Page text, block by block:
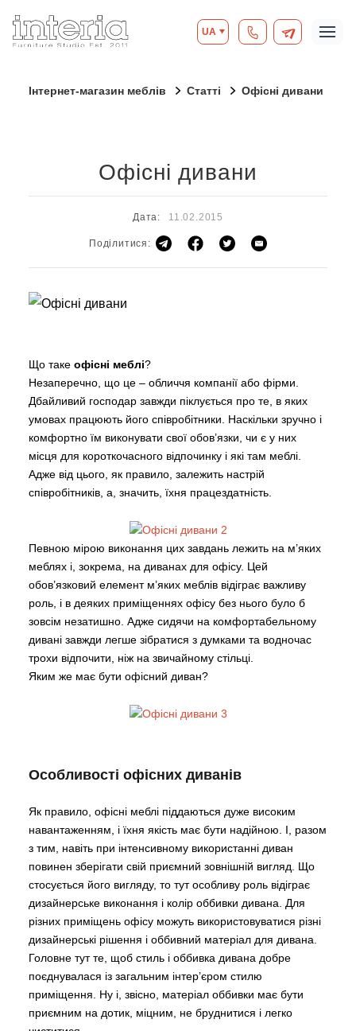
UA
Інтернет-магазин меблів Статті Офісні дивани
Офісні дивани
Поділитися:
Дата: 11.02.2015
Що таке офісні меблі?
Незаперечно, що це – обличчя компанії або фірми.
Дбайливий господар завжди піклується про те, в яких
умовах працюють його співробітники. Наскільки зручно і
комфортно їм виконувати свої обов’язки, чи є у них
місця для короткочасного відпочинку і які там меблі.
Адже від цього, як правило, залежить настрій
співробітників, а, значить, їхня працездатність.
Певною мірою виконання цих завдань лежить на м’яких
меблях і, зокрема, на диванах для офісу. Цей
обов’язковий елемент м’яких меблів відіграє важливу
роль, і в деяких приміщеннях офісу без нього було б
зовсім незатишно. Адже сидячи на комфортабельному
дивані завжди легше зібратися з думками та водночас
трохи відпочити, ніж на звичайному стільці.
Яким же має бути офісний диван?
Особливості офісних диванів
Як правило, офісні меблі піддаються дуже високим
навантаженням, і їхня якість має бути надійною. І, разом
з тим, навіть при інтенсивному використанні диван
повинен зберігати свій приємний зовнішній вигляд. Що
стосується його вигляду, то тут особливу роль відіграє
дизайнерське виконання і колір оббивки дивана. Для
різних приміщень офісу можуть використовуватися різні
дизайнерські рішення і оббивний матеріал для дивана.
Головне тут те, щоб стиль і оббивка дивана добре
поєднувалася із загальним інтер’єром стилю
приміщення. Ну і, звісно, матеріал оббивки має бути
приємним на дотик, міцним, не бруднитися і легко